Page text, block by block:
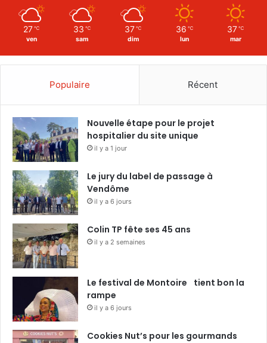
27 ℃
ven
33 ℃
sam
37 ℃
dim
36 ℃
lun
37 ℃
mar
Populaire Récent
Nouvelle étape pour le projet
hospitalier du site unique
il y a 1 jour
Le jury du label de passage à
Vendôme
il y a 6 jours
Colin TP fête ses 45 ans
il y a 2 semaines
Le festival de Montoire tient bon la
rampe
il y a 6 jours
Cookies Nut’s pour les gourmands